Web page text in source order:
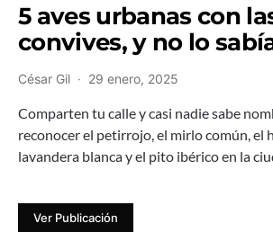
5 aves urbanas con
convives, y no lo
César Gil 29 enero, 2025
Comparten tu calle y casi nadie sabe
reconocer el petirrojo, el mirlo común, el
lavandera blanca y el pito ibérico en la
Ver Publicación